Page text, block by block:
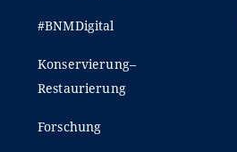
#BNMDigital
Konservierung–
Restaurierung
Forschung